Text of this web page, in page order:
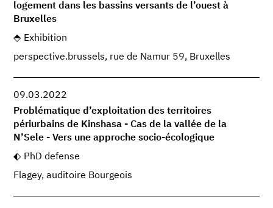
logement dans les bassins versants de l’ouest à
Bruxelles
Exhibition
perspective.brussels, rue de Namur 59, Bruxelles
09.03.2022
Problématique d’exploitation des territoires
périurbains de Kinshasa - Cas de la vallée de la
N’Sele - Vers une approche socio-écologique
PhD defense
Flagey, auditoire Bourgeois